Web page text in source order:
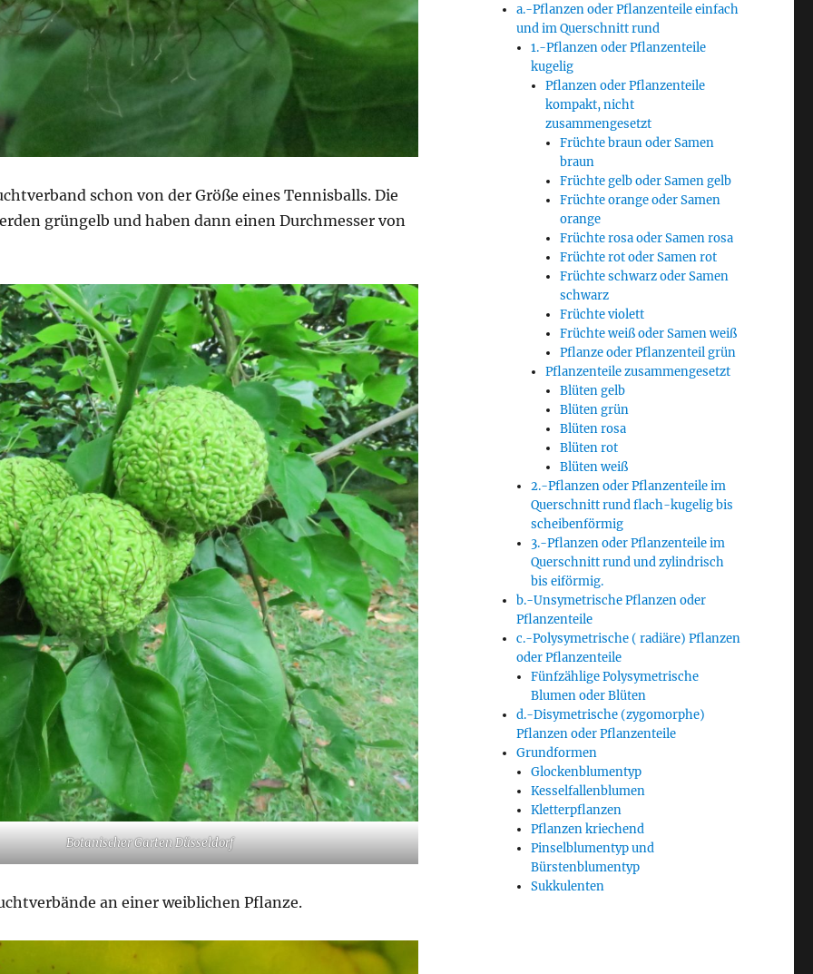
schon von der Größe eines Tennisballs. Die
grüngelb und haben dann einen Durchmesser von
Botanischer Garten Düsseldorf
an einer weiblichen Pflanze.
a.-Pflanzen oder Pflanzenteile einfach
und im Querschnitt rund
1.-Pflanzen oder Pflanzenteile
kugelig
Pflanzen oder Pflanzenteile
kompakt, nicht
zusammengesetzt
Früchte braun oder Samen
braun
Früchte gelb oder Samen gelb
Früchte orange oder Samen
orange
Früchte rosa oder Samen rosa
Früchte rot oder Samen rot
Früchte schwarz oder Samen
schwarz
Früchte violett
Früchte weiß oder Samen weiß
Pflanze oder Pflanzenteil grün
Pflanzenteile zusammengesetzt
Blüten gelb
Blüten grün
Blüten rosa
Blüten rot
Blüten weiß
2.-Pflanzen oder Pflanzenteile im
Querschnitt rund flach-kugelig bis
scheibenförmig
3.-Pflanzen oder Pflanzenteile im
Querschnitt rund und zylindrisch
bis eiförmig.
b.-Unsymetrische Pflanzen oder
Pflanzenteile
c.-Polysymetrische ( radiäre) Pflanzen
oder Pflanzenteile
Fünfzählige Polysymetrische
Blumen oder Blüten
d.-Disymetrische (zygomorphe)
Pflanzen oder Pflanzenteile
Grundformen
Glockenblumentyp
Kesselfallenblumen
Kletterpflanzen
Pflanzen kriechend
Pinselblumentyp und
Bürstenblumentyp
Sukkulenten